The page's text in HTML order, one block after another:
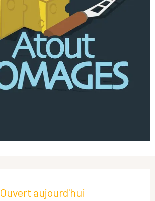
Ouvert aujourd'hui